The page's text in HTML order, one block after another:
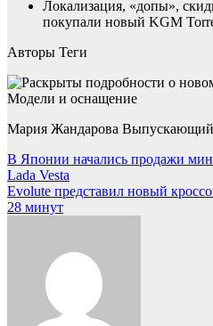
Локализация, «допы»,
покупали новый KGM
Авторы Теги
Мария Жандарова Выпускающий
Навигация
по
записям
В Японии начались продажи
Lada Vesta
Evolute представил новый
28 минут